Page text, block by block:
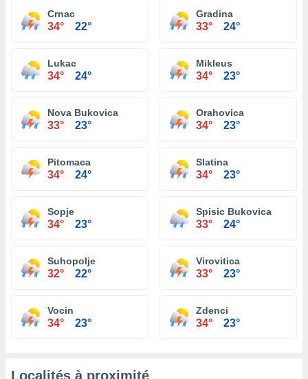
Crnac
34° 22°
Gradina
33° 24°
Lukac
34° 24°
Mikleus
34° 23°
Nova Bukovica
33° 23°
Orahovica
34° 23°
Pitomaca
34° 24°
Slatina
34° 23°
Sopje
34° 23°
Spisic Bukovica
33° 24°
Suhopolje
32° 22°
Virovitica
33° 23°
Vocin
34° 23°
Zdenci
34° 23°
Localités à proximité